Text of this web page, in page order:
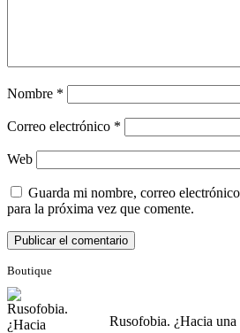
Nombre *
Correo electrónico *
Web
Guarda mi nombre, correo
para la próxima vez que comente.
Boutique
Rusofobia. ¿Hacia